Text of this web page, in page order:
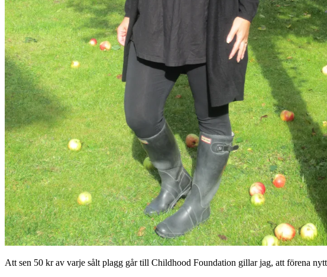
Att sen 50 kr av varje sålt plagg går till Childhood Foundation gillar jag, att förena